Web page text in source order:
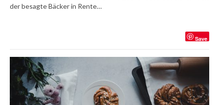
der besagte Bäcker in Rente…
Save